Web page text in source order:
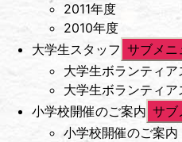
2011年度
2010年度
大学生スタッフ サブメニ
大学生ボランティア
大学生ボランティ
小学校開催のご案内 サブ
小学校開催のご案内